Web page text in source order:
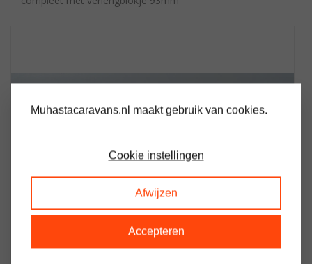
Muhastacaravans.nl maakt gebruik van cookies.
Cookie instellingen
Afwijzen
Accepteren